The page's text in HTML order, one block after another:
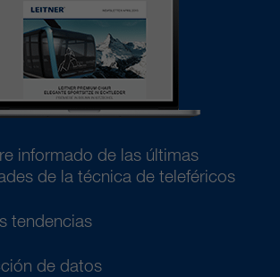
informado de las últimas
de la técnica de teleféricos
tendencias
de datos